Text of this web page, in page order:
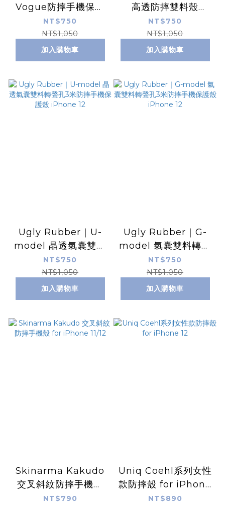
Vogue防摔手機保護
殼 iPhone 12
NT$750
NT$1,050
加入購物車
高透防摔雙料殼
iPhone 12
NT$750
NT$1,050
加入購物車
Ugly Rubber｜U-
model 晶透氣囊雙料
轉聲孔3米防摔手機保
護殼 iPhone 12
NT$750
NT$1,050
加入購物車
Ugly Rubber｜G-
model 氣囊雙料轉聲
孔3米防摔手機保護殼
iPhone 12
NT$750
NT$1,050
加入購物車
Skinarma Kakudo
交叉斜紋防摔手機殼
for iPhone 11/12
NT$790
Uniq Coehl系列女性
款防摔殼 for iPhone
12
NT$890